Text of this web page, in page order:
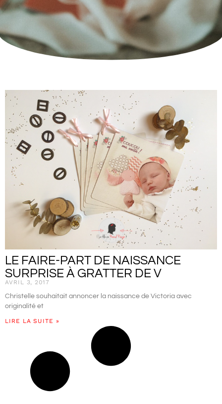
LE FAIRE-PART DE NAISSANCE
SURPRISE À GRATTER DE V
AVRIL 3, 2017
Christelle souhaitait annoncer la naissance de Victoria avec
originalité et
LIRE LA SUITE »